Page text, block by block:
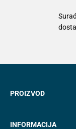
PROIZVOD
INFORMACIJA